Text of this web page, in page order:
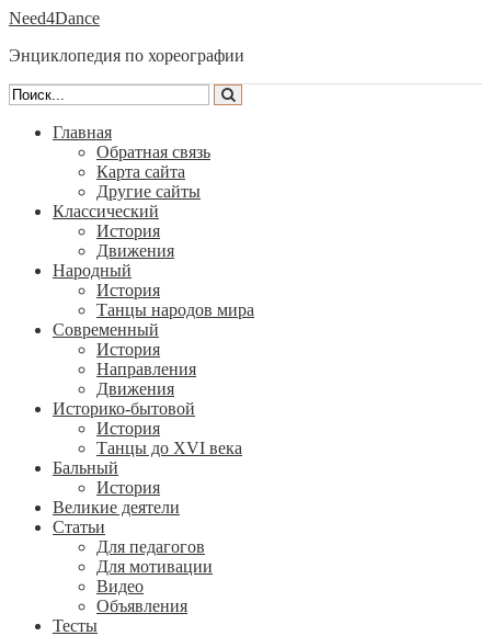
Need4Dance
Энциклопедия по хореографии
Главная
Обратная связь
Карта сайта
Другие сайты
Классический
История
Движения
Народный
История
Танцы народов мира
Современный
История
Направления
Движения
Историко-бытовой
История
Танцы до XVI века
Бальный
История
Великие деятели
Статьи
Для педагогов
Для мотивации
Видео
Объявления
Тесты